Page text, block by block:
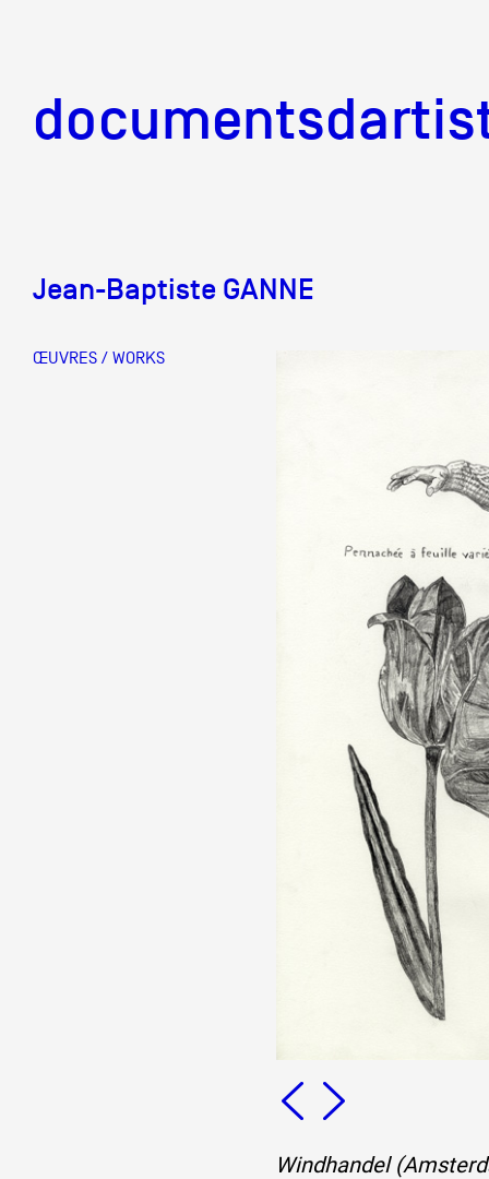
Documents
Partenaires
Documentation
Visites d'ateliers
Production vidéo
Événements
Jean-Baptiste GANNE
ŒUVRES / WORKS
Windhandel